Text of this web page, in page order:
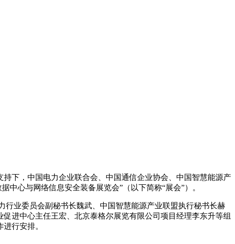
下，中国电力企业联合会、中国通信企业协会、中国智慧能源产
中心与网络信息安全装备展览会”（以下简称“展会”）。
行业委员会副秘书长魏武、中国智慧能源产业联盟执行秘书长赫
进中心主任王宏、北京泰格尔展览有限公司项目经理李东升等组
行安排。